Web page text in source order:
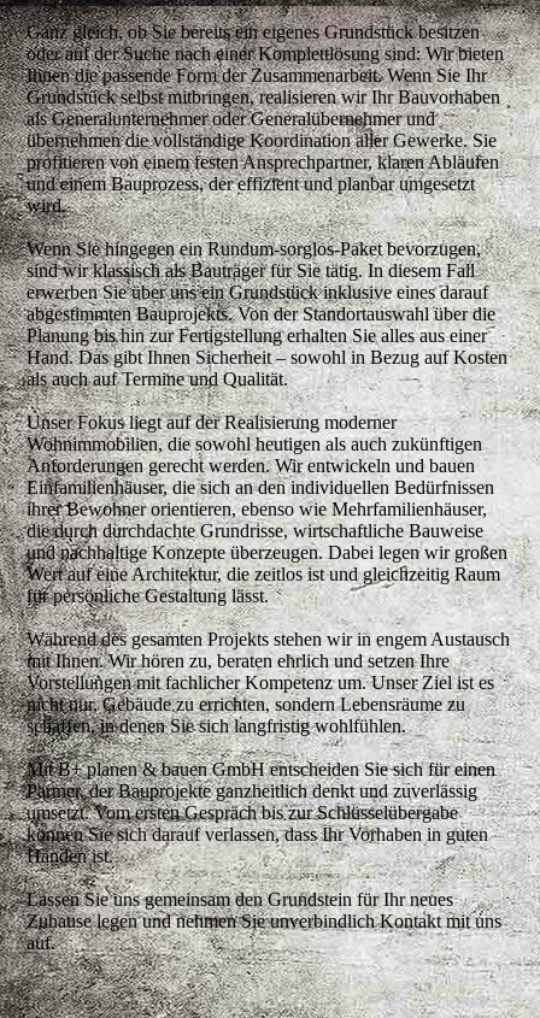
Ganz gleich, ob Sie bereits ein eigenes Grundstück besitzen
oder auf der Suche nach einer Komplettlösung sind: Wir bieten
Ihnen die passende Form der Zusammenarbeit. Wenn Sie Ihr
Grundstück selbst mitbringen, realisieren wir Ihr Bauvorhaben
als Generalunternehmer oder Generalübernehmer und
übernehmen die vollständige Koordination aller Gewerke. Sie
profitieren von einem festen Ansprechpartner, klaren Abläufen
und einem Bauprozess, der effizient und planbar umgesetzt
wird.
Wenn Sie hingegen ein Rundum-sorglos-Paket bevorzugen,
sind wir klassisch als Bauträger für Sie tätig. In diesem Fall
erwerben Sie über uns ein Grundstück inklusive eines darauf
abgestimmten Bauprojekts. Von der Standortauswahl über die
Planung bis hin zur Fertigstellung erhalten Sie alles aus einer
Hand. Das gibt Ihnen Sicherheit – sowohl in Bezug auf Kosten
als auch auf Termine und Qualität.
Unser Fokus liegt auf der Realisierung moderner
Wohnimmobilien, die sowohl heutigen als auch zukünftigen
Anforderungen gerecht werden. Wir entwickeln und bauen
Einfamilienhäuser, die sich an den individuellen Bedürfnissen
ihrer Bewohner orientieren, ebenso wie Mehrfamilienhäuser,
die durch durchdachte Grundrisse, wirtschaftliche Bauweise
und nachhaltige Konzepte überzeugen. Dabei legen wir großen
Wert auf eine Architektur, die zeitlos ist und gleichzeitig Raum
für persönliche Gestaltung lässt.
Während des gesamten Projekts stehen wir in engem Austausch
mit Ihnen. Wir hören zu, beraten ehrlich und setzen Ihre
Vorstellungen mit fachlicher Kompetenz um. Unser Ziel ist es
nicht nur, Gebäude zu errichten, sondern Lebensräume zu
schaffen, in denen Sie sich langfristig wohlfühlen.
Mit B+ planen & bauen GmbH entscheiden Sie sich für einen
Partner, der Bauprojekte ganzheitlich denkt und zuverlässig
umsetzt. Vom ersten Gespräch bis zur Schlüsselübergabe
können Sie sich darauf verlassen, dass Ihr Vorhaben in guten
Händen ist.
Lassen Sie uns gemeinsam den Grundstein für Ihr neues
Zuhause legen und nehmen Sie unverbindlich Kontakt mit uns
auf.